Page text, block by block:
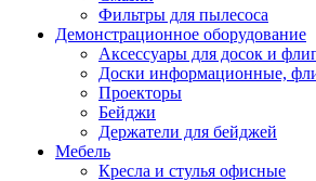
Фильтры для пылесоса
Демонстрационное оборудование
Аксессуары для досок и
Доски информационные,
Проекторы
Бейджи
Держатели для бейджей
Мебель
Кресла и стулья офисные